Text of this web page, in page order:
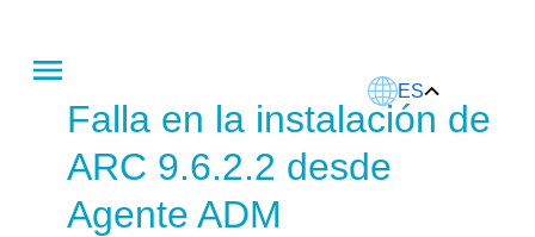
ES
Falla en la instalación de
ARC 9.6.2.2 desde
Agente ADM